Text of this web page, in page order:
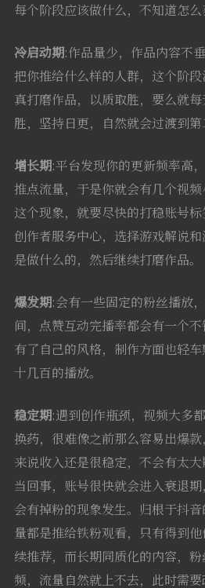
每个阶段应该做什么，不知道怎么
冷启动期:作品量少，作品内容不
把你推给什么样的人群，这个阶
真打磨作品，以质取胜，要么就
胜，坚持日更，自然就会过渡到第
增长期:平台发现你的更新频率高
推点流量，于是你就会有几个视
这个现象，就要尽快的打稳账号
创作者服务中心，选择游戏解说
是做什么的，然后继续打磨作品。
爆发期:会有一些固定的粉丝播放
间，点赞互动完播率都会有一个
有了自己的风格，制作方面也轻
十几百的播放。
稳定期:遇到创作瓶颈，视频大多
换药，很难像之前那么容易出爆
来说收入还是很稳定，不会有太
当回事，账号很快就会进入衰退
会有掉粉的现象发生。归根于抖
量都是推给铁粉观看，只有得到
续推荐，而长期同质化的内容，
频，流量自然就上不去，此时需